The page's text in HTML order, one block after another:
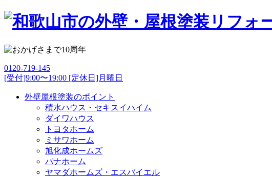
0120-719-145
[受付]9:00〜19:00 [定休日]月曜日
外壁屋根塗装のポイント
積水ハウス・セキスイハイム
ダイワハウス
トヨタホーム
ミサワホーム
旭化成ホームズ
パナホーム
ヤマダホームズ・エスバイエル